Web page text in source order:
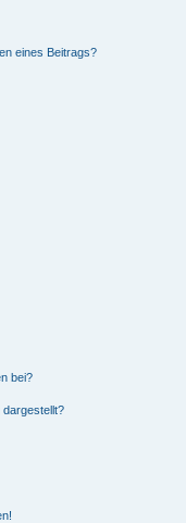
eines Beitrags?
bei?